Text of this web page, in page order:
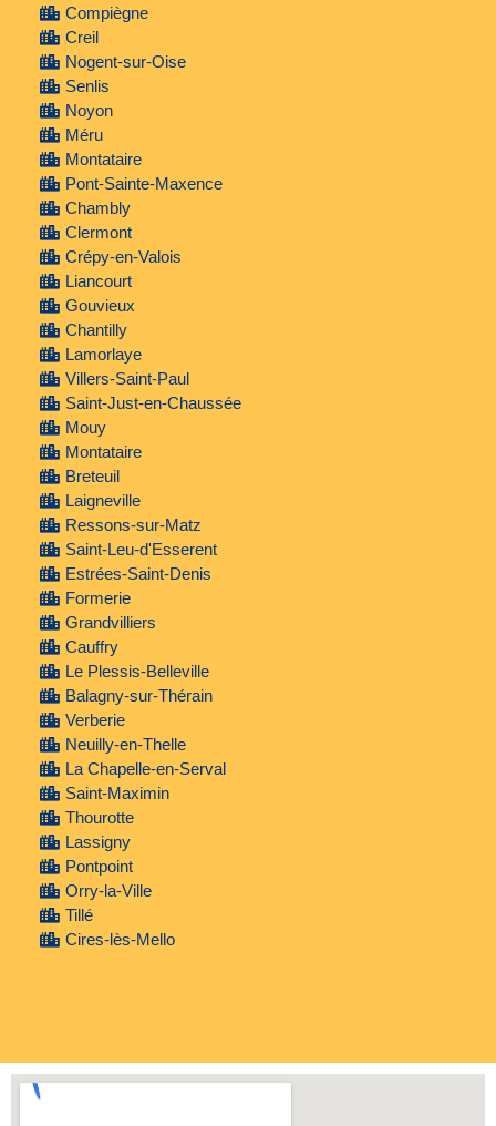
Compiègne
Creil
Nogent-sur-Oise
Senlis
Noyon
Méru
Montataire
Pont-Sainte-Maxence
Chambly
Clermont
Crépy-en-Valois
Liancourt
Gouvieux
Chantilly
Lamorlaye
Villers-Saint-Paul
Saint-Just-en-Chaussée
Mouy
Montataire
Breteuil
Laigneville
Ressons-sur-Matz
Saint-Leu-d'Esserent
Estrées-Saint-Denis
Formerie
Grandvilliers
Cauffry
Le Plessis-Belleville
Balagny-sur-Thérain
Verberie
Neuilly-en-Thelle
La Chapelle-en-Serval
Saint-Maximin
Thourotte
Lassigny
Pontpoint
Orry-la-Ville
Tillé
Cires-lès-Mello